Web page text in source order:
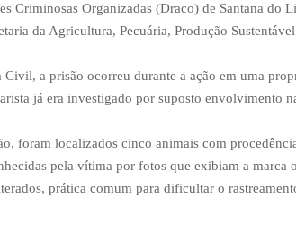
Criminosas Organizadas (Draco) de Santana
da Agricultura, Pecuária, Produção
Civil, a prisão ocorreu durante a ação em uma
já era investigado por suposto envolvimento
foram localizados cinco animais com
pela vítima por fotos que exibiam a marca
prática comum para dificultar o